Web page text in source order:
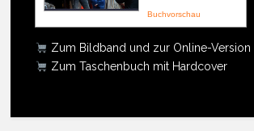
Buchvorschau
Zum Bildband und zur Online-Version
Zum Taschenbuch mit Hardcover